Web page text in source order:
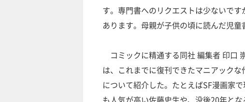
す。専門書へのリクエストは少ないで
あります。母親が子供の頃に読んだ児童
コミックに精通する同社 編集者 印口
は、これまでに復刊できたマニアックな
について紹介した。たとえばSF漫画家
も人気が高い佐藤史生や、没後20年とな